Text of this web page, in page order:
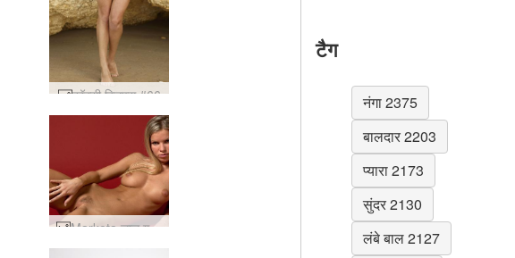
कॉक्सी क्लिफ्स #66
Marketa लाल गर्म #44
टैग
नंगा 2375
बालदार 2203
प्यारा 2173
सुंदर 2130
लंबे बाल 2127